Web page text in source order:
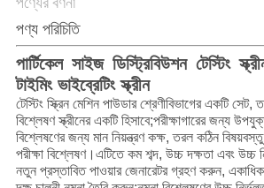
পণ্য পরিচিতি
পার্টিকেল সাইজ ডিস্ট্রিবিউশন টেস্টিং
টাইমিং ভাইব্রেটিং স্ক্রীন
টেস্টিং স্ক্রিন মেশিন পাউডার শ্রেণীবিভাগের একটি সেট,
বিশ্লেষণ স্ক্রীনের একটি হিসাবে;পরীক্ষাগারের জন্য
বিশ্লেষণের জন্য মান নিয়ন্ত্রণ কক্ষ, তরল কঠিন
পরীক্ষা বিশ্লেষণ।এটিতে কম শব্দ, উচ্চ দক্ষতা এবং উচ্চ
নতুন প্রস্তাবিত পাওয়ার জেনারেটর গ্রহণ করুন,